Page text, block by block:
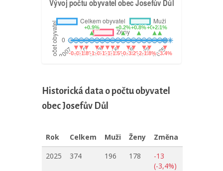
Historická data o počtu obyvatel
obec Josefův Důl
Rok Celkem Muži Ženy
Změna
2025
374 196 178
-13
(-3,4%)